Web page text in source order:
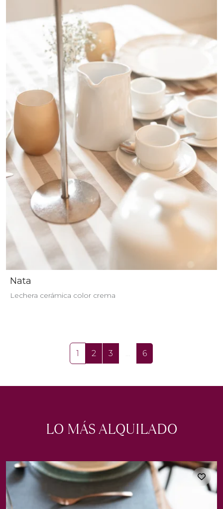
Nata
Lechera cerámica color crema
1 2 3 ... 6
LO MÁS ALQUILADO